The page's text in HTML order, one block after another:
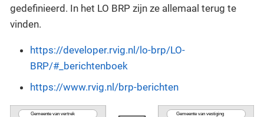
gedefinieerd. In het LO BRP zijn ze allemaal terug te
vinden.
https://developer.rvig.nl/lo-brp/LO-
BRP/#_berichtenboek
https://www.rvig.nl/brp-berichten